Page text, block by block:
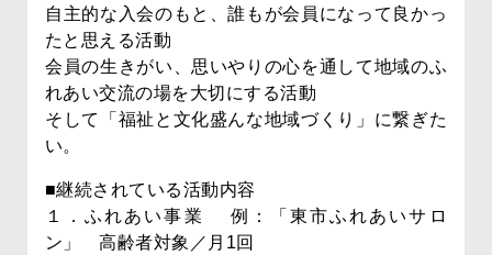
自主的な入会のもと、誰もが会員になって良かっ
たと思える活動
会員の生きがい、思いやりの心を通して地域のふ
れあい交流の場を大切にする活動
そして「福祉と文化盛んな地域づくり」に繋ぎた
い。
■継続されている活動内容
１．ふれあい事業 例：「東市ふれあいサロ
ン」 高齢者対象／月1回